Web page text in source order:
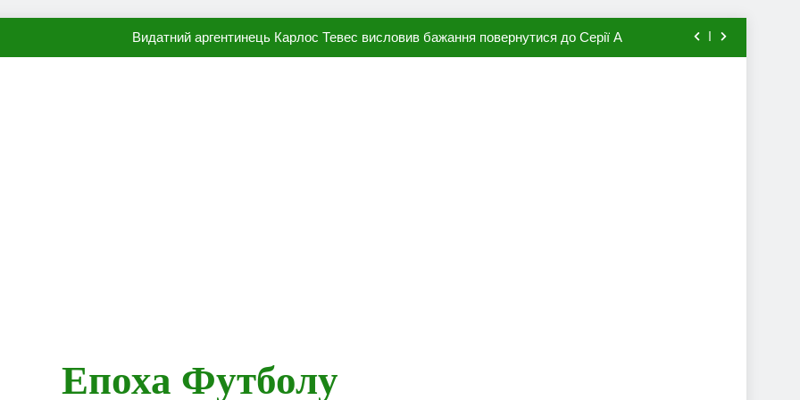
Видатний аргентинець Карлос Тевес висловив бажання повернутися до Серії А
Епоха Футболу